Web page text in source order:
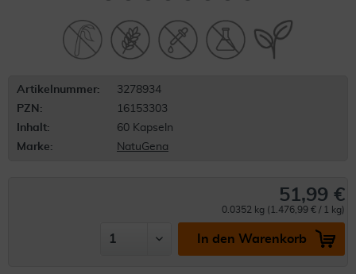
Artikelnummer:
3278934
PZN:
16153303
Inhalt:
60 Kapseln
Marke:
NatuGena
51,99 €
0.0352 kg (1.476,99 € / 1 kg)
In den Warenkorb